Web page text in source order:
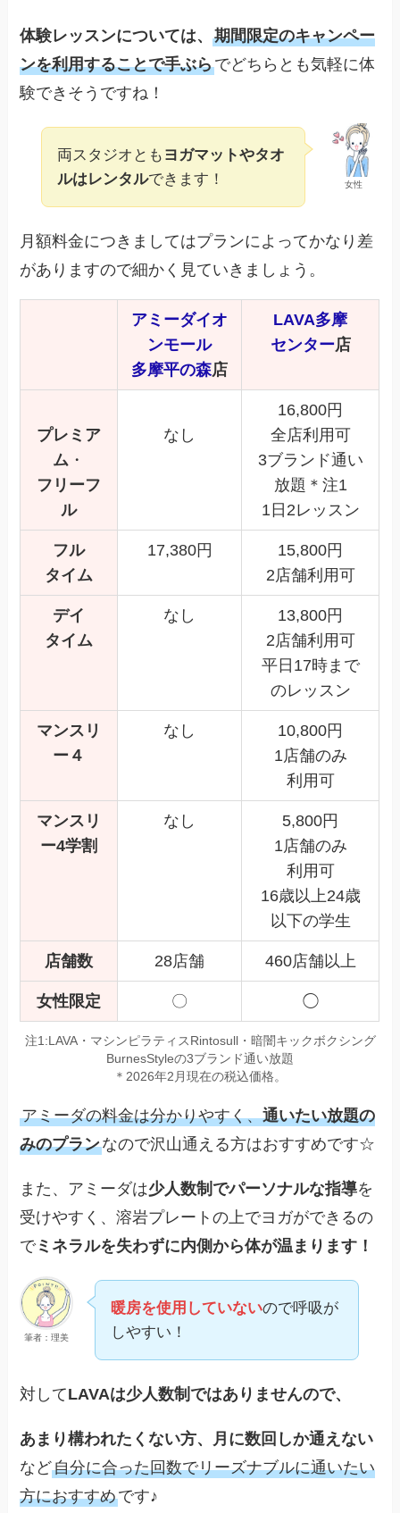
体験レッスンについては、期間限定のキャンペー
ンを利用することで手ぶらでどちらとも気軽に体
験できそうですね！
女性
両スタジオとも ヨガマットやタオ
ルはレンタルできます！
月額料金につきましてはプランによってかなり差
がありますので細かく見ていきましょう。
アミーダイオ
ンモール
多摩平の森店
LAVA多摩
センター店
プレミア
ム ・
フリーフ
ル
なし
16,800円
全店利用可
3ブランド通い
放題＊注1
1日2レッスン
フル
タイム
17,380円
15,800円
2店舗利用可
デイ
タイム
なし
13,800円
2店舗利用可
平日17時まで
のレッスン
マンスリ
ー４
なし
10,800円
1店舗のみ
利用可
マンスリ
ー4学割
なし
5,800円
1店舗のみ
利用可
16歳以上24歳
以下の学生
店舗数 28店舗 460店舗以上
女性限定 〇 ◯
注1:LAVA・マシンピラティスRintosull・暗闇キックボクシング
BurnesStyleの3ブランド通い放題
＊2026年2月現在の税込価格。
アミーダの料金は分かりやすく、通いたい放題の
みのプランなので沢山通える方はおすすめです☆
また、アミーダは少人数制でパーソナルな指導を
受けやすく、溶岩プレートの上でヨガができるの
でミネラルを失わずに内側から体が温まります！
筆者：理美
暖房を使用していないので呼吸が
しやすい！
対してLAVAは少人数制ではありませんので、
あまり構われたくない方、月に数回しか通えない
など自分に合った回数でリーズナブルに通いたい
方におすすめです♪